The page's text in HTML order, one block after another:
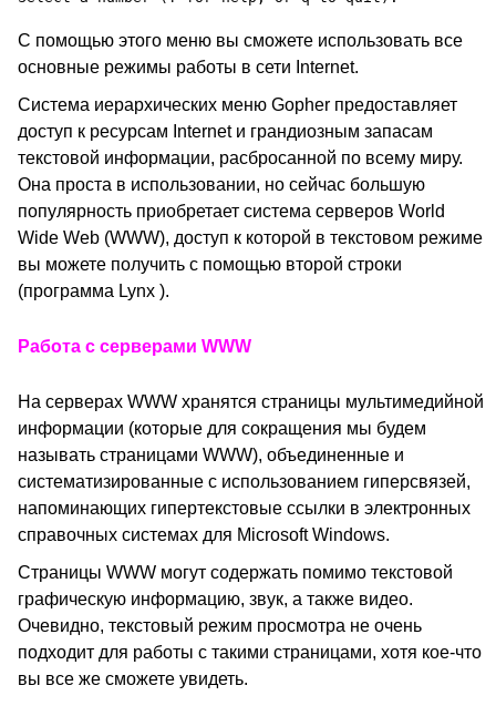
С помощью этого меню вы сможете использовать все
основные режимы работы в сети Internet.
Система иерархических меню Gopher предоставляет
доступ к ресурсам Internet и грандиозным запасам
текстовой информации, расбросанной по всему миру.
Она проста в использовании, но сейчас большую
популярность приобретает система серверов World
Wide Web (WWW), доступ к которой в текстовом режиме
вы можете получить с помощью второй строки
(программа Lynx ).
Работа с серверами WWW
На серверах WWW хранятся страницы мультимедийной
информации (которые для сокращения мы будем
называть страницами WWW), объединенные и
систематизированные с использованием гиперсвязей,
напоминающих гипертекстовые ссылки в электронных
справочных системах для Microsoft Windows.
Страницы WWW могут содержать помимо текстовой
графическую информацию, звук, а также видео.
Очевидно, текстовый режим просмотра не очень
подходит для работы с такими страницами, хотя кое-что
вы все же сможете увидеть.